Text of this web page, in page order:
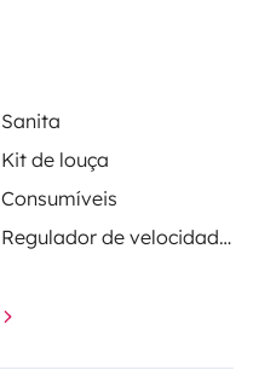
Sanita
Kit de louça
Consumíveis
Regulador de velocidade / Cruise Control